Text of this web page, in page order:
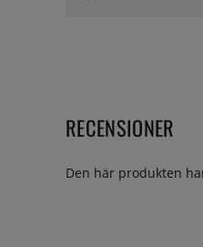
RECENSIONER
Den här produkten